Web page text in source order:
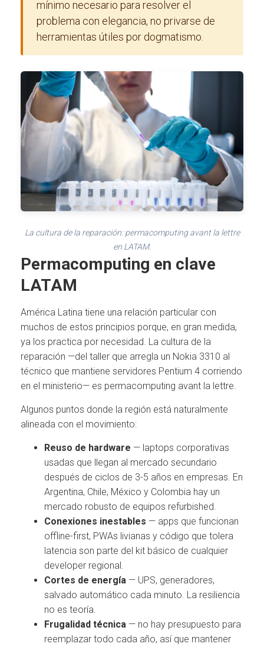
mínimo necesario para resolver el
problema con elegancia, no privarse de
herramientas útiles por dogmatismo.
La cultura de la reparación: permacomputing avant la lettre
en LATAM.
Permacomputing en clave
LATAM
América Latina tiene una relación particular con
muchos de estos principios porque, en gran medida,
ya los practica por necesidad. La cultura de la
reparación —del taller que arregla un Nokia 3310 al
técnico que mantiene servidores Pentium 4 corriendo
en el ministerio— es permacomputing avant la lettre.
Algunos puntos donde la región está naturalmente
alineada con el movimiento:
Reuso de hardware — laptops corporativas
usadas que llegan al mercado secundario
después de ciclos de 3-5 años en empresas. En
Argentina, Chile, México y Colombia hay un
mercado robusto de equipos refurbished.
Conexiones inestables — apps que funcionan
offline-first, PWAs livianas y código que tolera
latencia son parte del kit básico de cualquier
developer regional.
Cortes de energía — UPS, generadores,
salvado automático cada minuto. La resiliencia
no es teoría.
Frugalidad técnica — no hay presupuesto para
reemplazar todo cada año, así que mantener